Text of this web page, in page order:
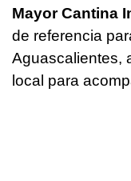
Mayor Cantina
de referencia
Aguascalientes,
local para